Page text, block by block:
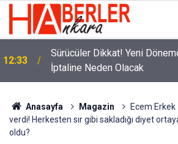
12:33
Sürücüler Dikkat! Yeni
İptaline Neden Olacak
Anasayfa Magazin
Ecem
verdi! Herkesten sır gibi sakladığı diyet
oldu?